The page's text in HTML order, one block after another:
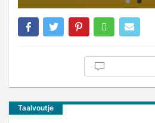
Taalvoutje